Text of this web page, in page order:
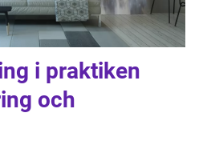
i praktiken
och